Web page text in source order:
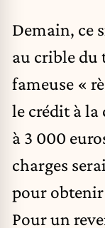
Demain, ce
au crible du
fameuse «
le crédit à
à 3 000
charges
pour obtenir
Pour un